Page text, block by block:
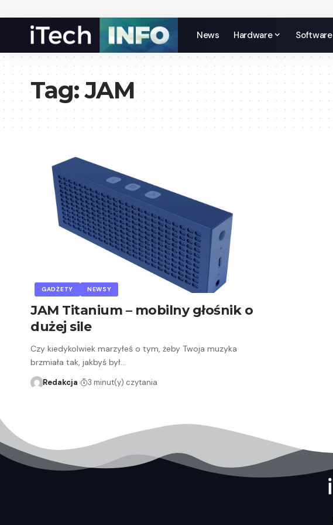
News Hardware Software
Tag:JAM
GADŻETY NEWSY
JAM Titanium – mobilny głośnik o
dużej sile
Czy kiedykolwiek marzyłeś o tym, żeby Twoja muzyka
brzmiała tak, jakbyś był…
Redakcja 3 minut(y) czytania